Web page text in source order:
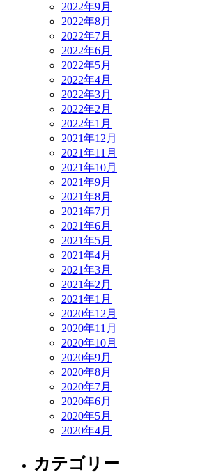
2022年9月
2022年8月
2022年7月
2022年6月
2022年5月
2022年4月
2022年3月
2022年2月
2022年1月
2021年12月
2021年11月
2021年10月
2021年9月
2021年8月
2021年7月
2021年6月
2021年5月
2021年4月
2021年3月
2021年2月
2021年1月
2020年12月
2020年11月
2020年10月
2020年9月
2020年8月
2020年7月
2020年6月
2020年5月
2020年4月
カテゴリー